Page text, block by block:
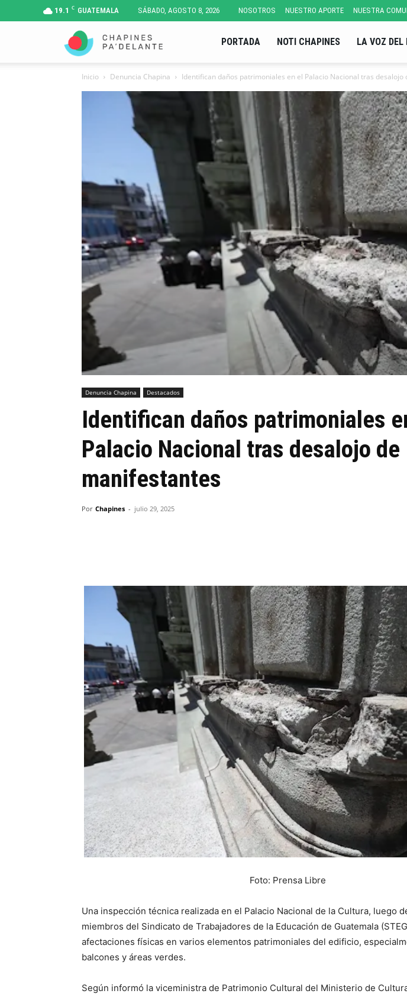
19.1 C GUATEMALA SÁBADO, AGOSTO 8, 2026 NOSOTROS NUESTRO APORTE NUESTRA
Pa'
PORTADA NOTI CHAPINES LA VOZ DEL
Inicio Denuncia Chapina Identifican daños patrimoniales en el Palacio Nacional tras desalojo
Denuncia Chapina Destacados
Identifican daños patrimoniales
Palacio Nacional tras desalojo de
manifestantes
Por Chapines - julio 29, 2025
Foto: Prensa Libre
Una inspección técnica realizada en el Palacio Nacional de la Cultura, luego
miembros del Sindicato de Trabajadores de la Educación de Guatemala
afectaciones físicas en varios elementos patrimoniales del edificio,
balcones y áreas verdes.
Según informó la viceministra de Patrimonio Cultural del Ministerio de